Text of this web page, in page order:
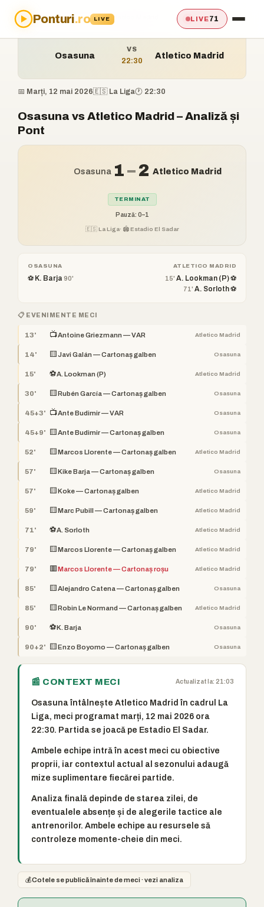
Ponturi.ro LIVE LIVE71
Acasă›Ponturi›Osasuna vs Atletico Madrid
Osasuna
VS
22:30
Atletico Madrid
📅 Marți, 12 mai 2026🇪🇸 La Liga🕐 22:30
Osasuna vs Atletico Madrid – Analiză și
Pont
Osasuna 1–2 Atletico Madrid
TERMINAT
Pauză: 0–1
🇪🇸 La Liga· 🏟️ Estadio El Sadar
OSASUNA
⚽ K. Barja 90'
ATLETICO MADRID
15' A. Lookman (P) ⚽
71' A. Sorloth ⚽
📋 EVENIMENTE MECI
13' 📺Antoine Griezmann — VAR Atletico Madrid
14' 🟨 Javi Galán — Cartonaș galben Osasuna
15' ⚽A. Lookman (P) Atletico Madrid
30' 🟨 Rubén García — Cartonaș galben Osasuna
45+3' 📺Ante Budimir — VAR Osasuna
45+9' 🟨 Ante Budimir — Cartonaș galben Osasuna
52' 🟨 Marcos Llorente — Cartonaș galben Atletico Madrid
57' 🟨 Kike Barja — Cartonaș galben Osasuna
57' 🟨 Koke — Cartonaș galben Atletico Madrid
59' 🟨 Marc Pubill — Cartonaș galben Atletico Madrid
71' ⚽A. Sorloth Atletico Madrid
79' 🟨 Marcos Llorente — Cartonaș galben Atletico Madrid
79' 🟥Marcos Llorente — Cartonaș roșu Atletico Madrid
85' 🟨 Alejandro Catena — Cartonaș galben Osasuna
85' 🟨 Robin Le Normand — Cartonaș galben Atletico Madrid
90' ⚽K. Barja Osasuna
90+2' 🟨 Enzo Boyomo — Cartonaș galben Osasuna
📰 CONTEXT MECI Actualizat la: 21:03
Osasuna întâlnește Atletico Madrid în cadrul La
Liga, meci programat marți, 12 mai 2026 ora
22:30. Partida se joacă pe Estadio El Sadar.
Ambele echipe intră în acest meci cu obiective
proprii, iar contextul actual al sezonului adaugă
mize suplimentare fiecărei partide.
Analiza finală depinde de starea zilei, de
eventualele absențe și de alegerile tactice ale
antrenorilor. Ambele echipe au resursele să
controleze momente-cheie din meci.
💰Cotele se publică înainte de meci · vezi analiza